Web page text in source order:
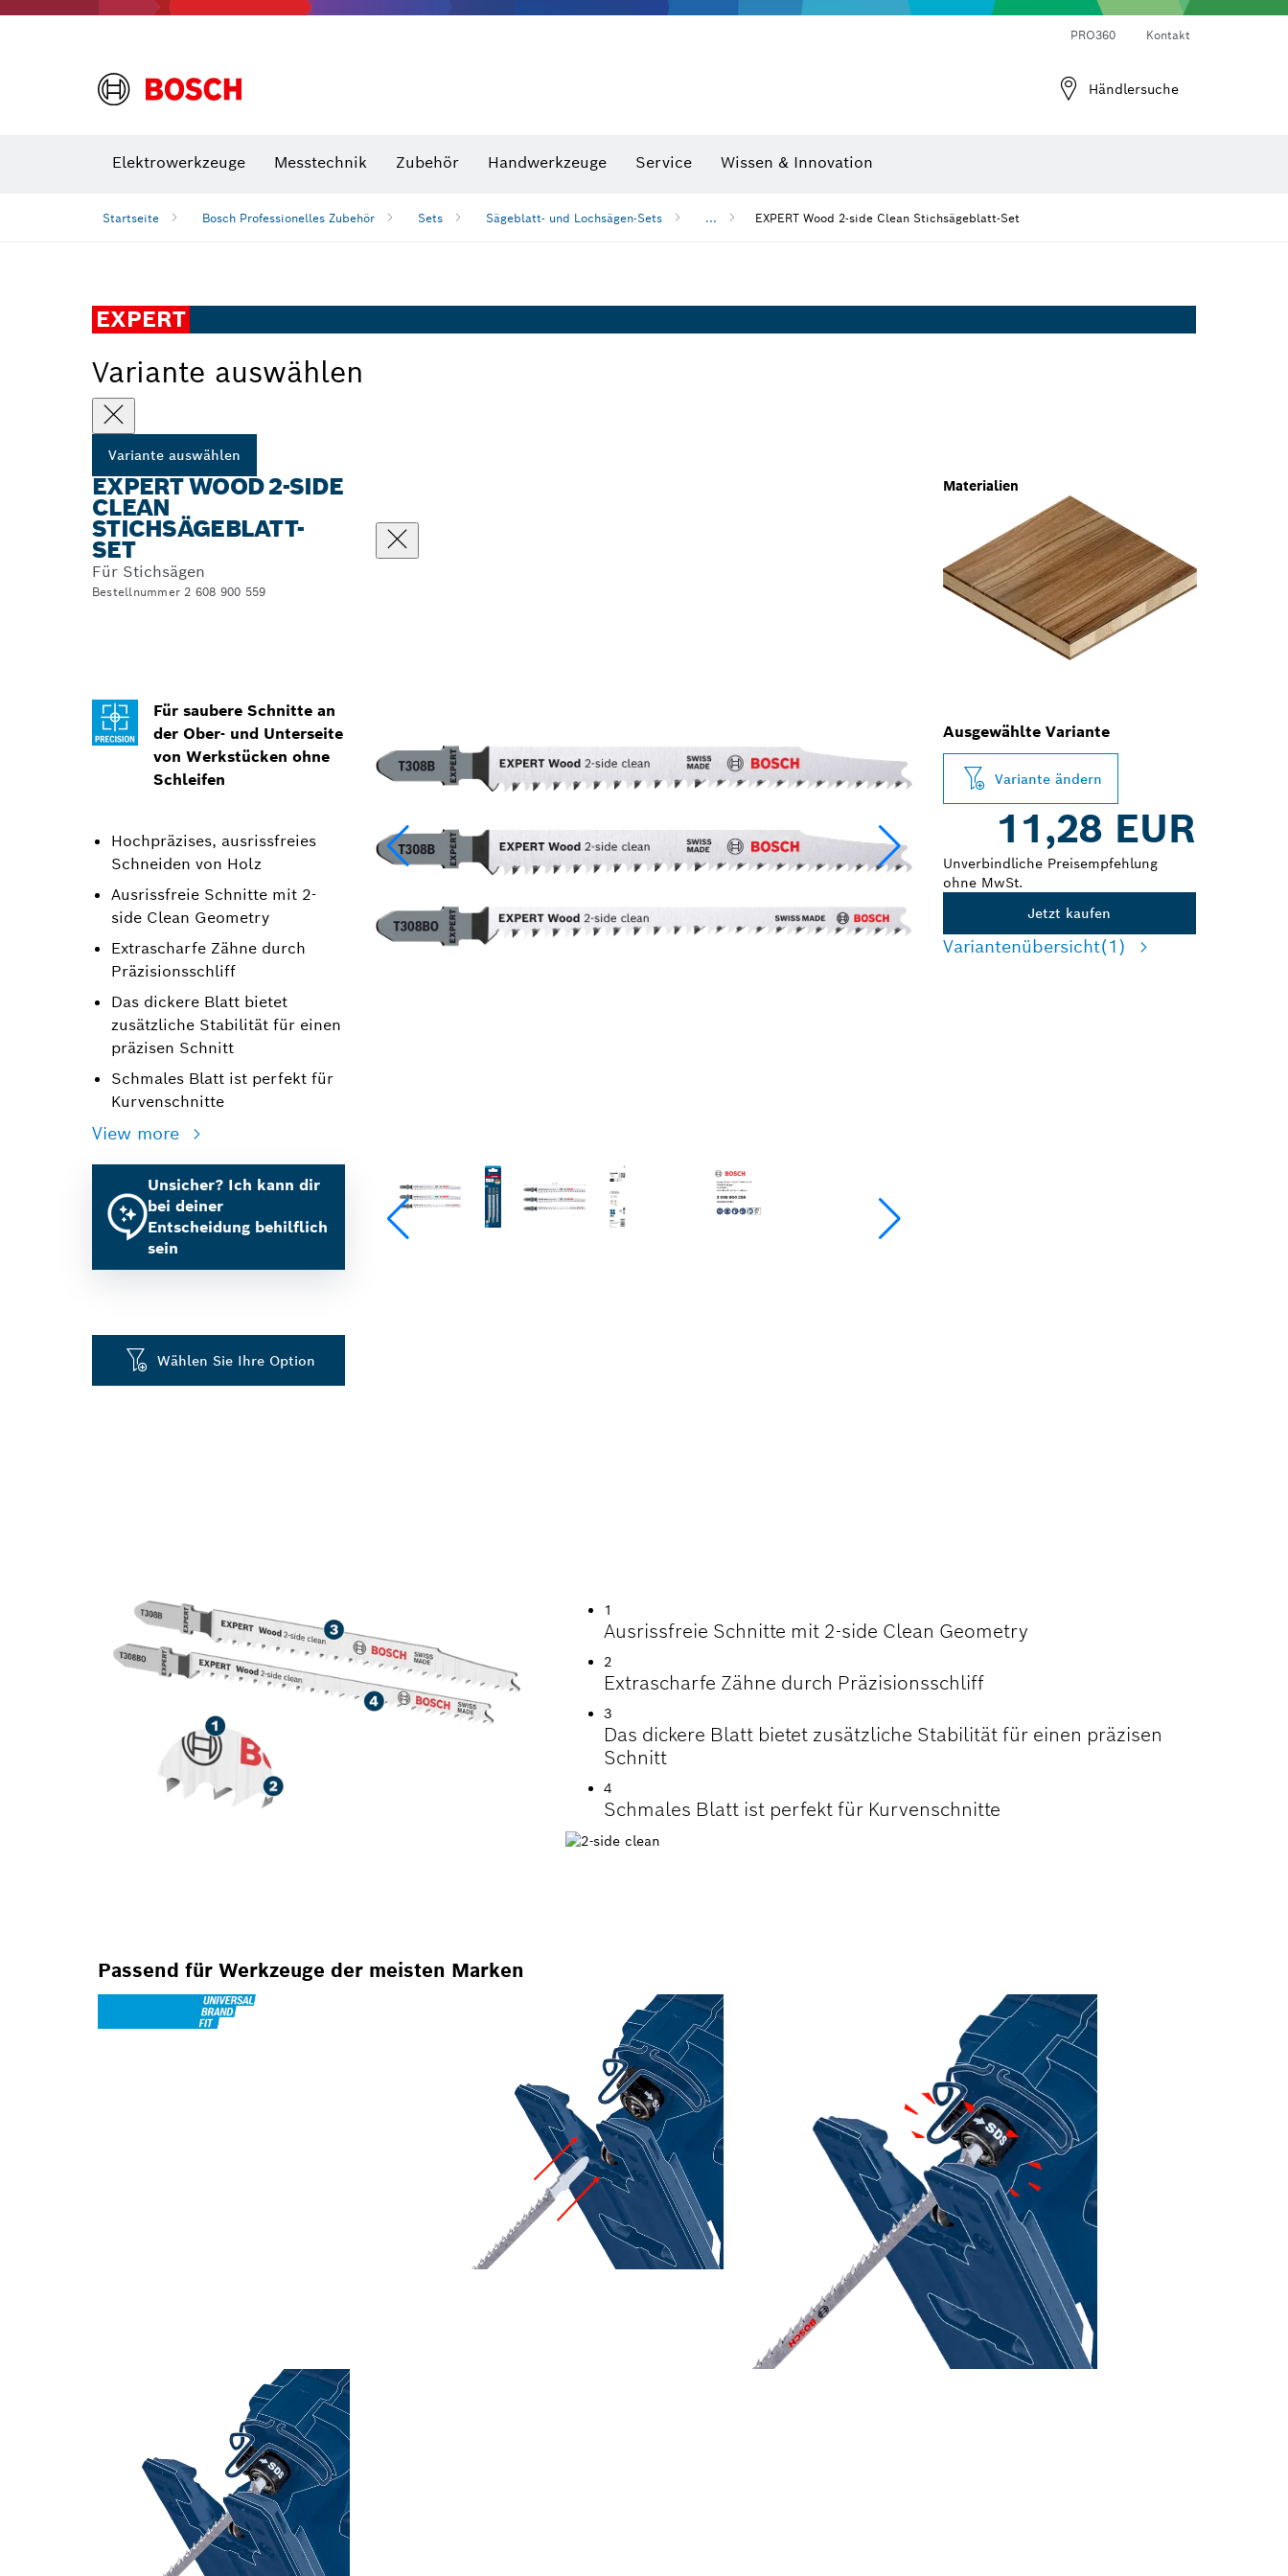
PRO360 Kontakt
Händlersuche
Elektrowerkzeuge Messtechnik Zubehör Handwerkzeuge Service Wissen & Innovation
Startseite Bosch Professionelles Zubehör Sets Sägeblatt- und Lochsägen-Sets ... EXPERT Wood 2-side Clean Stichsägeblatt-Set
EXPERT
Variante auswählen
Variante auswählen
EXPERT WOOD 2-SIDE
CLEAN
STICHSÄGEBLATT-
SET
Für Stichsägen
Bestellnummer 2 608 900 559
Für saubere Schnitte an
der Ober‑ und Unterseite
von Werkstücken ohne
Schleifen
Hochpräzises, ausrissfreies
Schneiden von Holz
Ausrissfreie Schnitte mit 2-
side Clean Geometry
Extrascharfe Zähne durch
Präzisionsschliff
Das dickere Blatt bietet
zusätzliche Stabilität für einen
präzisen Schnitt
Schmales Blatt ist perfekt für
Kurvenschnitte
View more
Unsicher? Ich kann dir
bei deiner
Entscheidung behilflich
sein
Materialien
Wählen Sie Ihre Option
Ausgewählte Variante
Variante ändern
11,28 EUR
Unverbindliche Preisempfehlung
ohne MwSt.
Jetzt kaufen
Variantenübersicht(1)
1
Ausrissfreie Schnitte mit 2-side Clean Geometry
2
Extrascharfe Zähne durch Präzisionsschliff
3
Das dickere Blatt bietet zusätzliche Stabilität für einen präzisen
Schnitt
4
Schmales Blatt ist perfekt für Kurvenschnitte
Passend für Werkzeuge der meisten Marken